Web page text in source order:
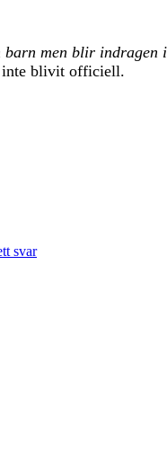
men blir indragen
inte blivit officiell.
svar